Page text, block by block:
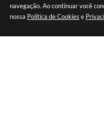
navegação. Ao continuar você
nossa Política de Cookies e
Endereço: Rua João